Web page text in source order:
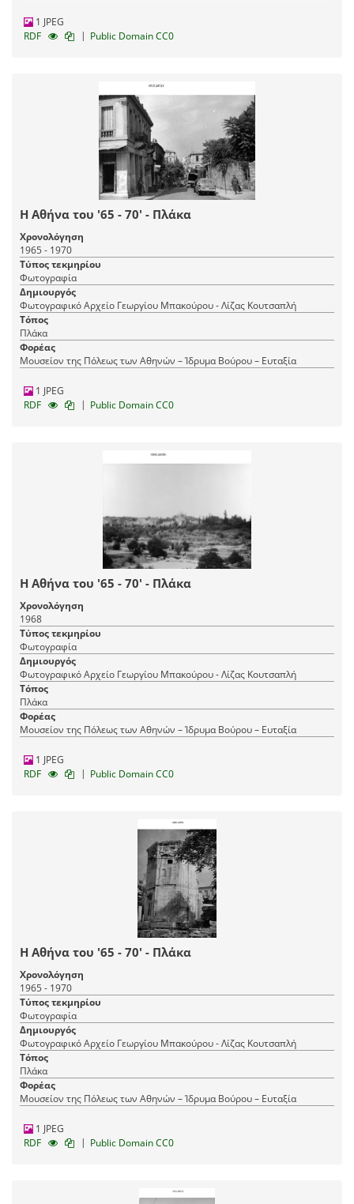
1 JPEG
RDF
| Public Domain CC0
Η Αθήνα του '65 - 70' - Πλάκα
Χρονολόγηση
1965 - 1970
Τύπος τεκμηρίου
Φωτογραφία
Δημιουργός
Φωτογραφικό Αρχείο Γεωργίου Μπακούρου - Λίζας Κουτσαπλή
Τόπος
Πλάκα
Φορέας
Μουσείον της Πόλεως των Αθηνών – Ίδρυμα Βούρου – Ευταξία
1 JPEG
RDF
| Public Domain CC0
Η Αθήνα του '65 - 70' - Πλάκα
Χρονολόγηση
1968
Τύπος τεκμηρίου
Φωτογραφία
Δημιουργός
Φωτογραφικό Αρχείο Γεωργίου Μπακούρου - Λίζας Κουτσαπλή
Τόπος
Πλάκα
Φορέας
Μουσείον της Πόλεως των Αθηνών – Ίδρυμα Βούρου – Ευταξία
1 JPEG
RDF
| Public Domain CC0
Η Αθήνα του '65 - 70' - Πλάκα
Χρονολόγηση
1965 - 1970
Τύπος τεκμηρίου
Φωτογραφία
Δημιουργός
Φωτογραφικό Αρχείο Γεωργίου Μπακούρου - Λίζας Κουτσαπλή
Τόπος
Πλάκα
Φορέας
Μουσείον της Πόλεως των Αθηνών – Ίδρυμα Βούρου – Ευταξία
1 JPEG
RDF
| Public Domain CC0